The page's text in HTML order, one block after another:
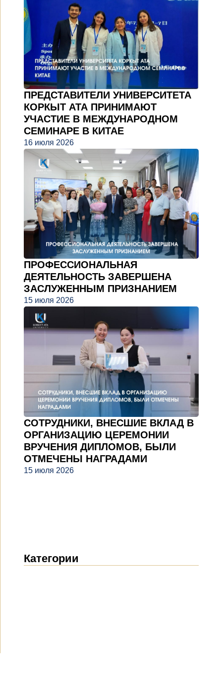
ПРЕДСТАВИТЕЛИ УНИВЕРСИТЕТА
КОРКЫТ АТА ПРИНИМАЮТ
УЧАСТИЕ В МЕЖДУНАРОДНОМ
СЕМИНАРЕ В КИТАЕ
16 июля 2026
ПРОФЕССИОНАЛЬНАЯ
ДЕЯТЕЛЬНОСТЬ ЗАВЕРШЕНА
ЗАСЛУЖЕННЫМ ПРИЗНАНИЕМ
15 июля 2026
СОТРУДНИКИ, ВНЕСШИЕ ВКЛАД В
ОРГАНИЗАЦИЮ ЦЕРЕМОНИИ
ВРУЧЕНИЯ ДИПЛОМОВ, БЫЛИ
ОТМЕЧЕНЫ НАГРАДАМИ
15 июля 2026
Категории